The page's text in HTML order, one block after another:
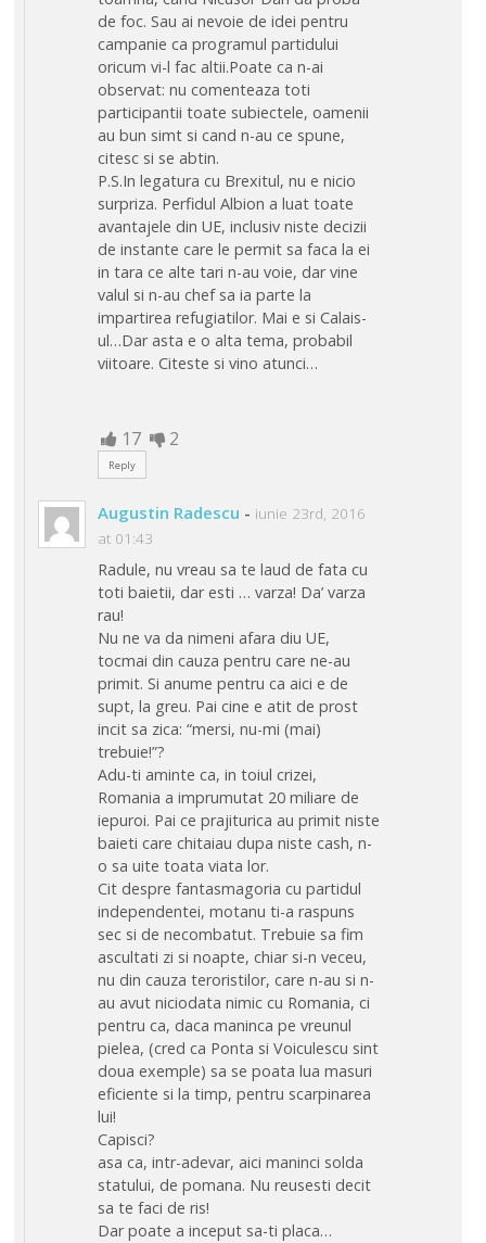
de foc. Sau ai nevoie de idei pentru
campanie ca programul partidului
oricum vi-l fac altii.Poate ca n-ai
observat: nu comenteaza toti
participantii toate subiectele, oamenii
au bun simt si cand n-au ce spune,
citesc si se abtin.
P.S.In legatura cu Brexitul, nu e nicio
surpriza. Perfidul Albion a luat toate
avantajele din UE, inclusiv niste decizii
de instante care le permit sa faca la ei
in tara ce alte tari n-au voie, dar vine
valul si n-au chef sa ia parte la
impartirea refugiatilor. Mai e si Calais-
ul…Dar asta e o alta tema, probabil
viitoare. Citeste si vino atunci…
17 2
Reply
Augustin Radescu - iunie 23rd, 2016
at 01:43
Radule, nu vreau sa te laud de fata cu
toti baietii, dar esti … varza! Da’ varza
rau!
Nu ne va da nimeni afara diu UE,
tocmai din cauza pentru care ne-au
primit. Si anume pentru ca aici e de
supt, la greu. Pai cine e atit de prost
incit sa zica: “mersi, nu-mi (mai)
trebuie!”?
Adu-ti aminte ca, in toiul crizei,
Romania a imprumutat 20 miliare de
iepuroi. Pai ce prajiturica au primit niste
baieti care chitaiau dupa niste cash, n-
o sa uite toata viata lor.
Cit despre fantasmagoria cu partidul
independentei, motanu ti-a raspuns
sec si de necombatut. Trebuie sa fim
ascultati zi si noapte, chiar si-n veceu,
nu din cauza teroristilor, care n-au si n-
au avut niciodata nimic cu Romania, ci
pentru ca, daca maninca pe vreunul
pielea, (cred ca Ponta si Voiculescu sint
doua exemple) sa se poata lua masuri
eficiente si la timp, pentru scarpinarea
lui!
Capisci?
asa ca, intr-adevar, aici maninci solda
statului, de pomana. Nu reusesti decit
sa te faci de ris!
Dar poate a inceput sa-ti placa…